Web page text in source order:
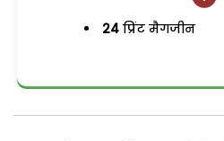
24 प्रिंट मैगजीन